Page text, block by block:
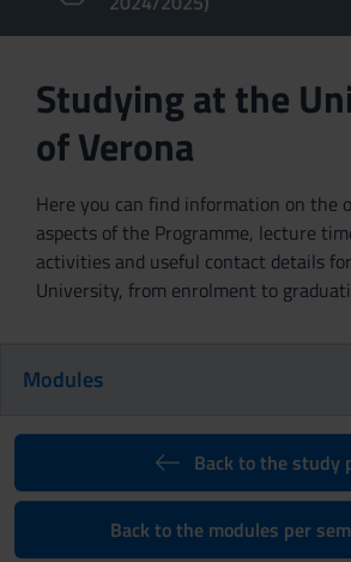
Studying at the
of Verona
Here you can find information on the
aspects of the Programme, lecture
activities and useful contact details
University, from enrolment to
Modules
Back to the study
Back to the modules per